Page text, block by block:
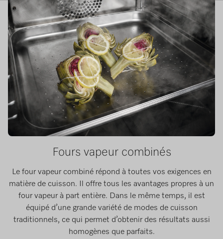
Fours vapeur combinés
Le four vapeur combiné répond à toutes vos exigences en
matière de cuisson. Il offre tous les avantages propres à un
four vapeur à part entière. Dans le même temps, il est
équipé d’une grande variété de modes de cuisson
traditionnels, ce qui permet d’obtenir des résultats aussi
homogènes que parfaits.